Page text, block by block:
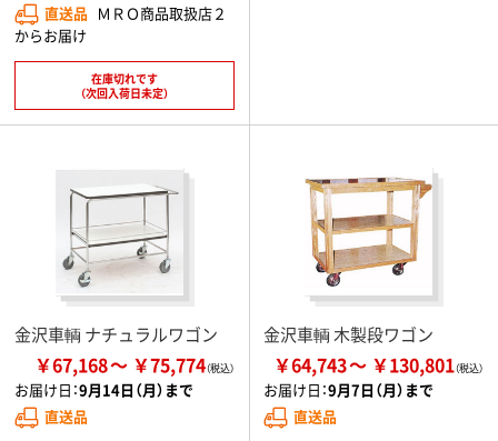
直送品 ＭＲＯ商品取扱店２
からお届け
在庫切れです
（次回入荷日未定）
金沢車輌 ナチュラルワゴン
￥67,168 ￥75,774
お届け日：9月14日（月）まで
直送品
金沢車輌 木製段ワゴン
￥64,743 ￥130,801
お届け日：9月7日（月）まで
直送品